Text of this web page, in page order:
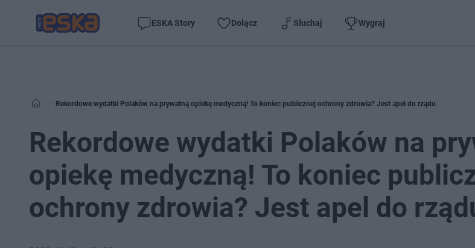
ESKA Story Dołącz Słuchaj Wygraj
Rekordowe wydatki Polaków na prywatną opiekę medyczną! To koniec publicznej ochrony zdrowia? Jest apel do rządu
Rekordowe wydatki Polaków na
opiekę medyczną! To koniec
ochrony zdrowia? Jest apel do